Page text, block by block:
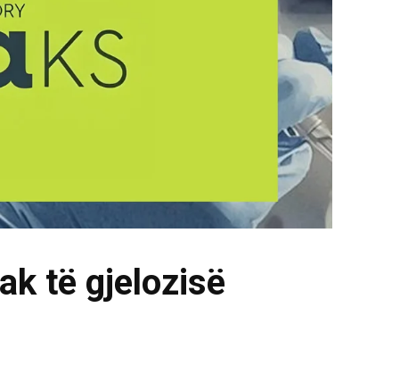
të gjelozisë